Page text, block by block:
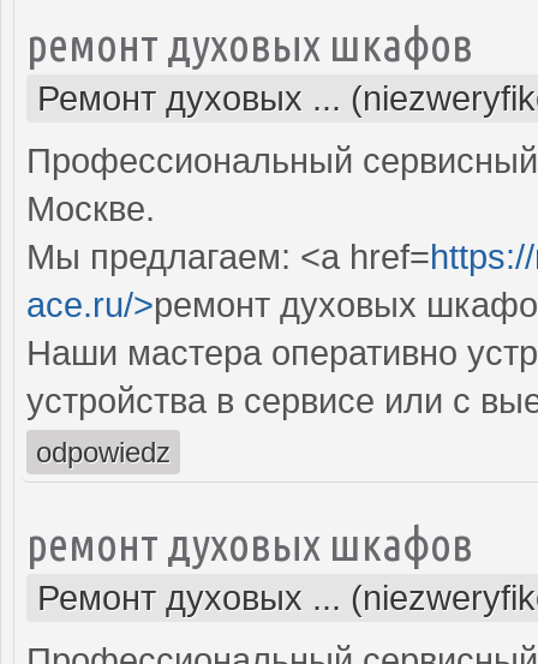
ремонт духовых шкафов
Ремонт духовых ...
Профессиональный
Москве.
Мы предлагаем: <a href=
ace.ru/>ремонт духовых
Наши мастера оперативно
устройства в сервисе или с
odpowiedz
ремонт духовых шкафов
Ремонт духовых ...